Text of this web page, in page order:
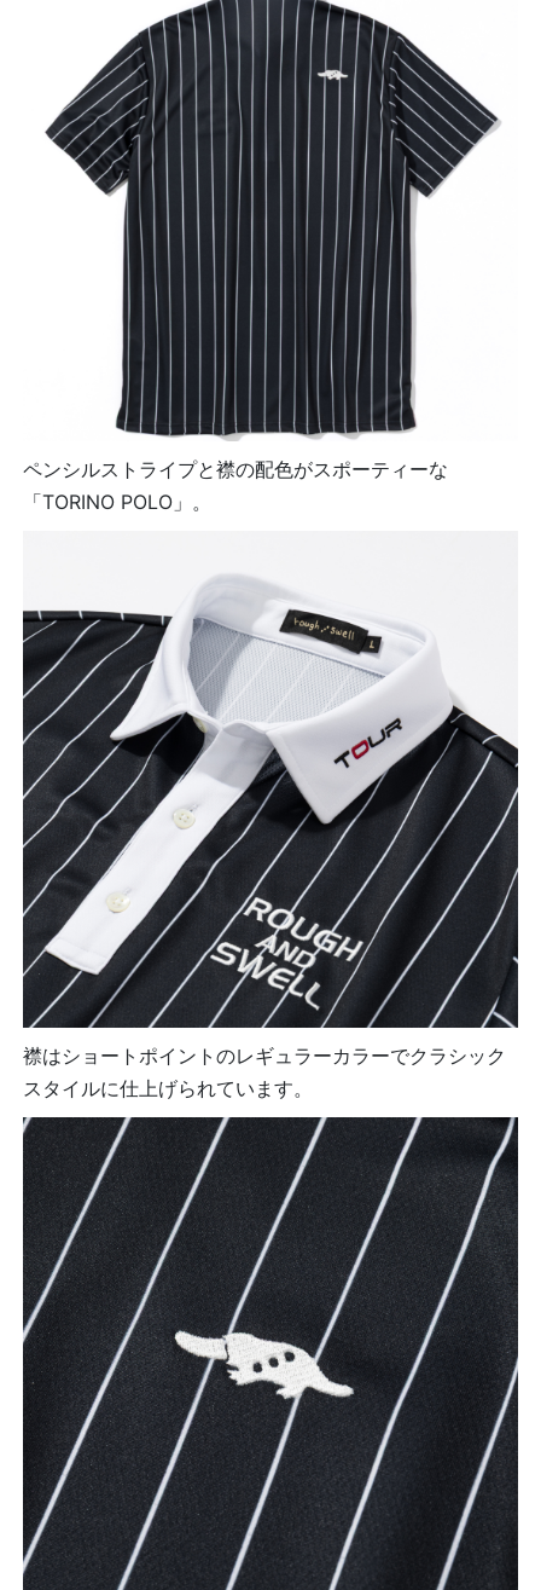
ペンシルストライプと襟の配色がスポーティーな
「TORINO POLO」。
襟はショートポイントのレギュラーカラーでクラシック
スタイルに仕上げられています。